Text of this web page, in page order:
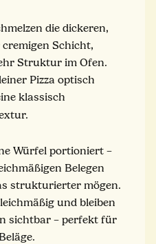
die dickeren,
Schicht,
Struktur im Ofen.
Pizza optisch
klassisch
Würfel portioniert –
Belegen
strukturierter mögen.
und bleiben
sichtbar – perfekt für